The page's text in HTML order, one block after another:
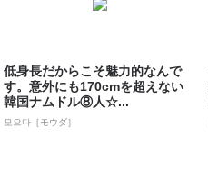
低身長だからこそ魅力的なんで
す。意外にも170cmを超えない
韓国ナムドル⑧人☆...
모으다［モウダ］